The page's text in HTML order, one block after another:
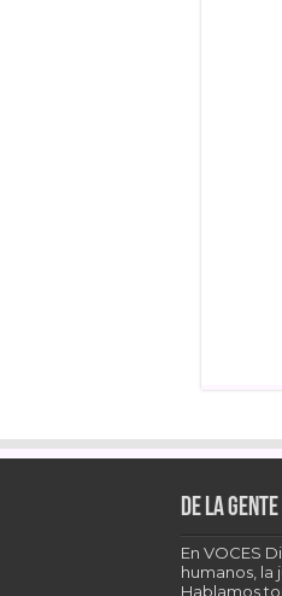
De la
En VOCES
humanos, la
Hablamos